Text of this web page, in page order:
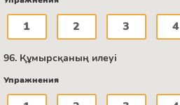
1 2 3 4
96. Құмырсқаның илеуі
Упражнения